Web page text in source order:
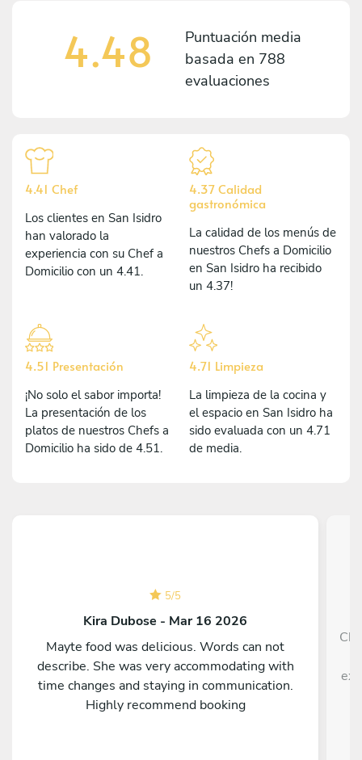
4.48
Puntuación media
basada en 788
evaluaciones
4.41 Chef
Los clientes en San Isidro
han valorado la
experiencia con su Chef a
Domicilio con un 4.41.
4.37 Calidad
gastronómica
La calidad de los menús de
nuestros Chefs a Domicilio
en San Isidro ha recibido
un 4.37!
4.51 Presentación
¡No solo el sabor importa!
La presentación de los
platos de nuestros Chefs a
Domicilio ha sido de 4.51.
4.71 Limpieza
La limpieza de la cocina y
el espacio en San Isidro ha
sido evaluada con un 4.71
de media.
5/5
Kira Dubose - Mar 16 2026
Mayte food was delicious. Words can not
describe. She was very accommodating with
time changes and staying in communication.
Highly recommend booking